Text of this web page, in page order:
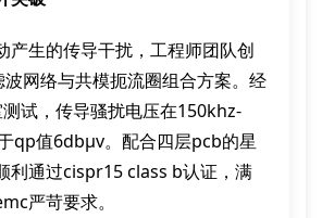
产生的传导干扰，工程师团队创
网络与共模扼流圈组合方案。经
试，传导骚扰电压在150khz-
qp值6dbμv。配合四层pcb的星
利通过cispr15 class b认证，满
严苛要求。